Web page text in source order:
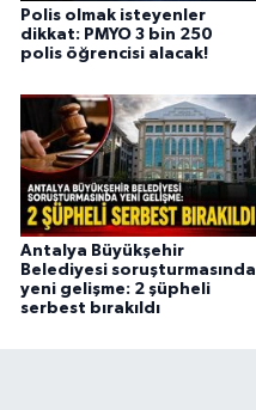
Polis olmak isteyenler
dikkat: PMYO 3 bin 250
polis öğrencisi alacak!
Antalya Büyükşehir
Belediyesi soruşturmasında
yeni gelişme: 2 şüpheli
serbest bırakıldı